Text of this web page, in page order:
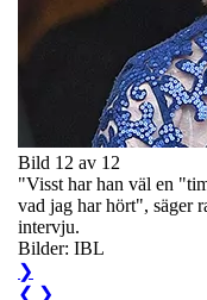
Bild 12 av 12
"Visst har han väl en
vad jag har hört", säger
intervju.
Bilder: IBL
❯
❮ ❯